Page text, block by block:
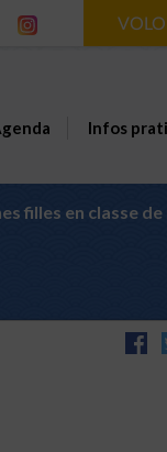
Infos
filles en classe